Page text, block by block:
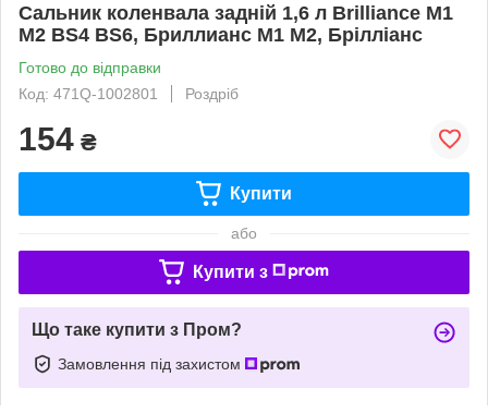
Сальник коленвала задній 1,6 л Brilliance M1
M2 BS4 BS6, Бриллианс М1 М2, Брілліанс
Готово до відправки
Код: 471Q-1002801
Роздріб
154 ₴
Купити
або
Купити з
Що таке купити з Пром?
Замовлення під захистом